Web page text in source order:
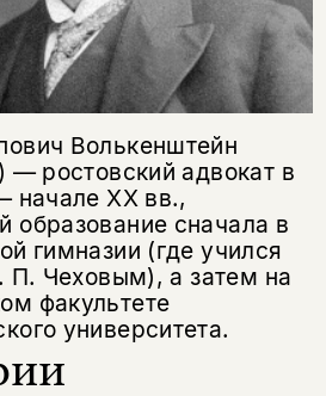
Волькенштейн
— ростовский адвокат в
начале XX вв.,
образование сначала в
гимназии (где учился
П. Чеховым), а затем на
факультете
университета.